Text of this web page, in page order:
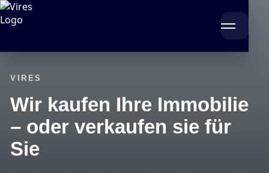
VIRES
Wir kaufen Ihre Immobilie
– oder verkaufen sie für
Sie